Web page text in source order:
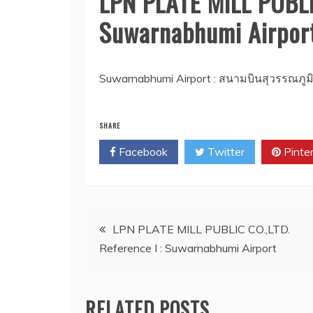
Suwarnabhumi
Suwarnabhumi Airport : สนามบินสุวรรณภูมิ
SHARE
Facebook Twitter
Post
navigation
LPN PLATE MILL PUBLIC CO.,LTD.
Reference I : Suwarnabhumi Airport